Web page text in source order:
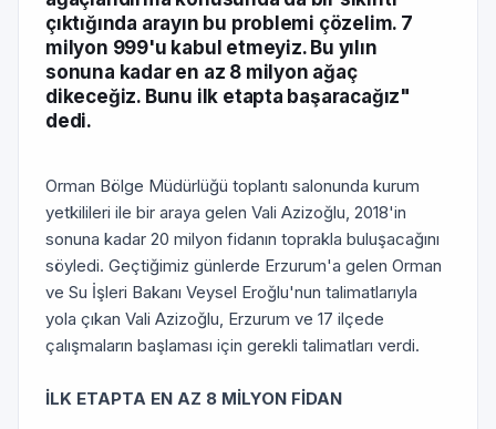
çıktığında arayın bu problemi çözelim. 7
milyon 999'u kabul etmeyiz. Bu yılın
sonuna kadar en az 8 milyon ağaç
dikeceğiz. Bunu ilk etapta başaracağız"
dedi.
Orman Bölge Müdürlüğü toplantı salonunda kurum
yetkilileri ile bir araya gelen Vali Azizoğlu, 2018'in
sonuna kadar 20 milyon fidanın toprakla buluşacağını
söyledi. Geçtiğimiz günlerde Erzurum'a gelen Orman
ve Su İşleri Bakanı Veysel Eroğlu'nun talimatlarıyla
yola çıkan Vali Azizoğlu, Erzurum ve 17 ilçede
çalışmaların başlaması için gerekli talimatları verdi.
İLK ETAPTA EN AZ 8 MİLYON FİDAN